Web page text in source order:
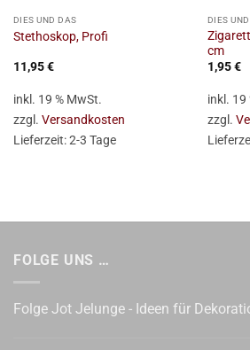
DIES UND DAS
Stethoskop, Profi
11,95€
inkl. 19 % MwSt.
zzgl. Versandkosten
Lieferzeit:2-3 Tage
DIES
cm
1,95€
inkl. 19
zzgl.
FOLGE UNS …
Folge Jot Jelunge - Ideen für